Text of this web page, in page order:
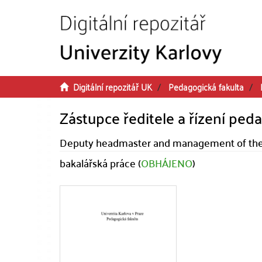
Digitální repozitář UK Pedagogická fakulta
Zástupce ředitele a řízení
Deputy headmaster and management of
bakalářská práce (OBHÁJENO)